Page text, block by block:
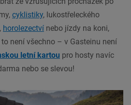
cyklistiky, lukostřeleckého
, horolezectví nebo jízdy na koni,
není všechno – v Gasteinu není
letní kartou pro hosty navíc
nebo se slevou!